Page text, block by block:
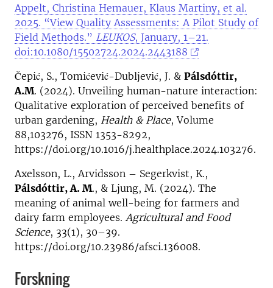
Appelt, Christina Hemauer, Klaus Martiny, et al.
2025. “View Quality Assessments: A Pilot Study of
Field Methods.” LEUKOS, January, 1–21.
doi:10.1080/15502724.2024.2443188
Čepić, S., Tomićević-Dubljević, J. & Pálsdóttir,
A.M. (2024). Unveiling human-nature interaction:
Qualitative exploration of perceived benefits of
urban gardening, Health & Place, Volume
88,103276, ISSN 1353-8292,
https://doi.org/10.1016/j.healthplace.2024.103276.
Axelsson, L., Arvidsson – Segerkvist, K.,
Pálsdóttir, A. M., & Ljung, M. (2024). The
meaning of animal well-being for farmers and
dairy farm employees. Agricultural and Food
Science, 33(1), 30–39.
https://doi.org/10.23986/afsci.136008.
Forskning